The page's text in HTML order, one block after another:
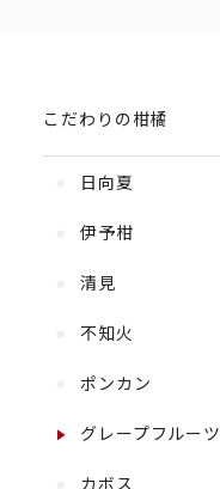
こだわりの柑橘
日向夏
伊予柑
清見
不知火
ポンカン
グレープフルーツ
カボス